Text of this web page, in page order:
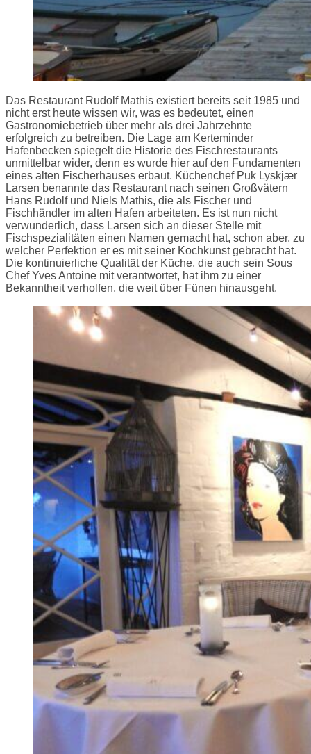
Das Restaurant Rudolf Mathis existiert bereits seit 1985 und
nicht erst heute wissen wir, was es bedeutet, einen
Gastronomiebetrieb über mehr als drei Jahrzehnte
erfolgreich zu betreiben. Die Lage am Kerteminder
Hafenbecken spiegelt die Historie des Fischrestaurants
unmittelbar wider, denn es wurde hier auf den Fundamenten
eines alten Fischerhauses erbaut. Küchenchef Puk Lyskjær
Larsen benannte das Restaurant nach seinen Großvätern
Hans Rudolf und Niels Mathis, die als Fischer und
Fischhändler im alten Hafen arbeiteten. Es ist nun nicht
verwunderlich, dass Larsen sich an dieser Stelle mit
Fischspezialitäten einen Namen gemacht hat, schon aber, zu
welcher Perfektion er es mit seiner Kochkunst gebracht hat.
Die kontinuierliche Qualität der Küche, die auch sein Sous
Chef Yves Antoine mit verantwortet, hat ihm zu einer
Bekanntheit verholfen, die weit über Fünen hinausgeht.